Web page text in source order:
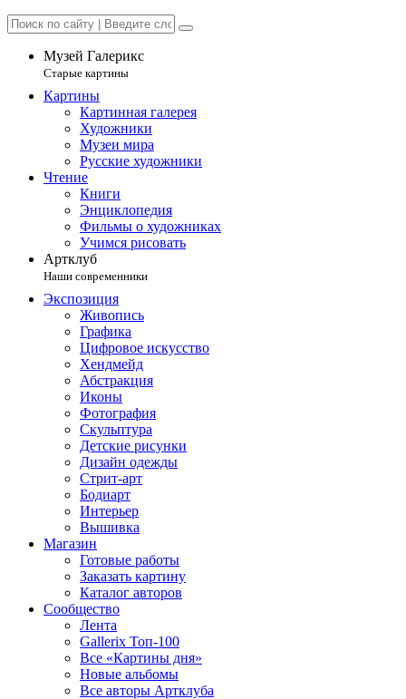
Музей Галерикс
Старые картины
Картины
Картинная галерея
Художники
Музеи мира
Русские художники
Чтение
Книги
Энциклопедия
Фильмы о художниках
Учимся рисовать
Артклуб
Наши современники
Экспозиция
Живопись
Графика
Цифровое искусство
Хендмейд
Абстракция
Иконы
Фотография
Скульптура
Детские рисунки
Дизайн одежды
Стрит-арт
Бодиарт
Интерьер
Вышивка
Магазин
Готовые работы
Заказать картину
Каталог авторов
Сообщество
Лента
Gallerix Топ-100
Все «Картины дня»
Новые альбомы
Все авторы Артклуба